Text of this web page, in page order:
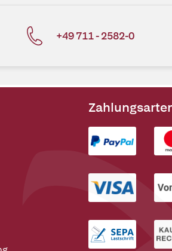
+49 711 - 2582-0